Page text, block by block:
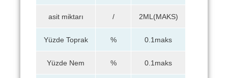
asit miktarı / 2ML(MAKS)
Yüzde Toprak % 0.1maks
Yüzde Nem % 0.1maks